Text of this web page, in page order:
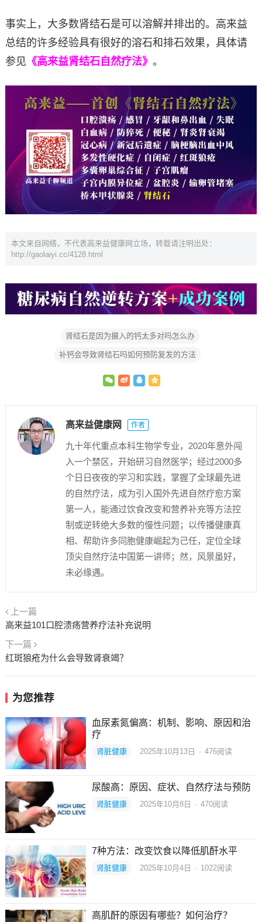
事实上，大多数肾结石是可以溶解并排出的。高来益
总结的许多经验具有很好的溶石和排石效果，具体请
参见 《高来益肾结石自然疗法》 。
本文来自网络，不代表高来益健康网立场，转载请注明出处：
http://gaolaiyi.cc/4128.html
肾结石是因为摄入的钙太多对吗怎么办
补钙会导致肾结石吗如何预防复发的方法
高来益健康网 作者
九十年代重点本科生物学专业，2020年意外闯
入一个禁区，开始研习自然医学；经过2000多
个日日夜夜的学习和实践，掌握了全球最先进
的自然疗法，成为引入国外先进自然疗愈方案
第一人，能通过饮食改变和营养补充等方法控
制或逆转绝大多数的慢性问题；以传播健康真
相、帮助许多同胞健康崛起为己任，定位全球
顶尖自然疗法中国第一讲师；然，风景虽好，
未必缘遇。
上一篇
高来益101口腔溃疡营养疗法补充说明
下一篇
红斑狼疮为什么会导致肾衰竭？
为您推荐
血尿素氮偏高：机制、影响、原因和治
疗
肾脏健康 2025年10月13日 · 476阅读
尿酸高：原因、症状、自然疗法与预防
肾脏健康 2025年10月8日 · 470阅读
7种方法：改变饮食以降低肌酐水平
肾脏健康 2025年10月4日 · 1022阅读
高肌酐的原因有哪些？如何治疗？